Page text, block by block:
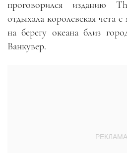
проговорился изданию
отдыхала королевская чета
на берегу океана близ
Ванкувер.